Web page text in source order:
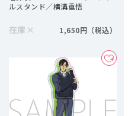
ルスタンド／横溝重悟
在庫 × 1,650円